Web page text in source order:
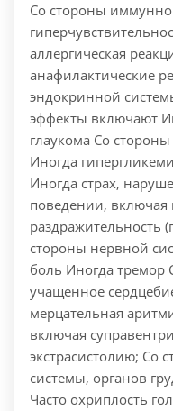
Со стороны
аллергическая
анафилактические
эндокринной
эффекты включают
глаукома Со
Иногда
Иногда страх,
поведении, включая
раздражительность
стороны нервной
боль Иногда тремор
учащенное
мерцательная
включая
экстрасистолию; Cо
системы, органов
Часто охриплость